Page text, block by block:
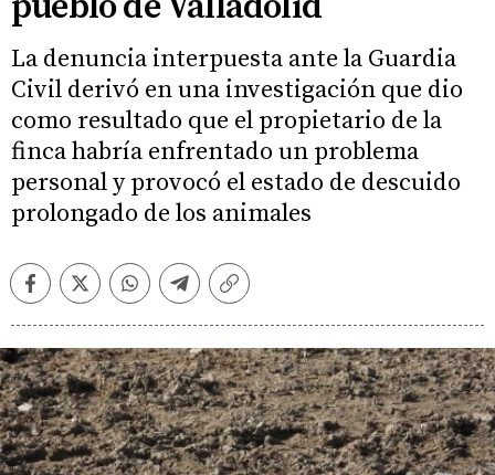
La denuncia interpuesta ante la Guardia
Civil derivó en una investigación que dio
como resultado que el propietario de la
finca habría enfrentado un problema
personal y provocó el estado de descuido
prolongado de los animales
FacebookTwitterWhatsappTelegramCopiar